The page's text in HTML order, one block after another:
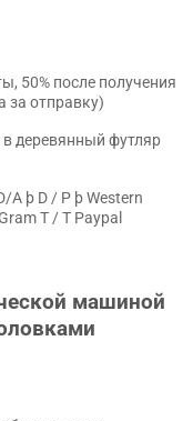
50% после получения
за отправку)
в деревянный футляр
A þ D / P þ Western
T / T Paypal
машиной